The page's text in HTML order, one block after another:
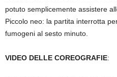
potuto semplicemente assistere
Piccolo neo: la partita interrotta
fumogeni al sesto minuto.
VIDEO DELLE COREOGRAFIE: